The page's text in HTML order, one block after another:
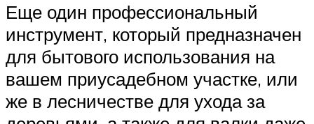
Еще один профессиональный
инструмент, который предназначен
для бытового использования на
вашем приусадебном участке, или
же в лесничестве для ухода за